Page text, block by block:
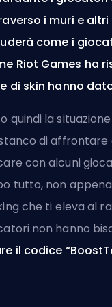
i muri e
come i
Riot Games ha
di skin hanno
quindi la
di affrontare
con alcuni
tutto, non
che ti eleva al
non hanno
il codice